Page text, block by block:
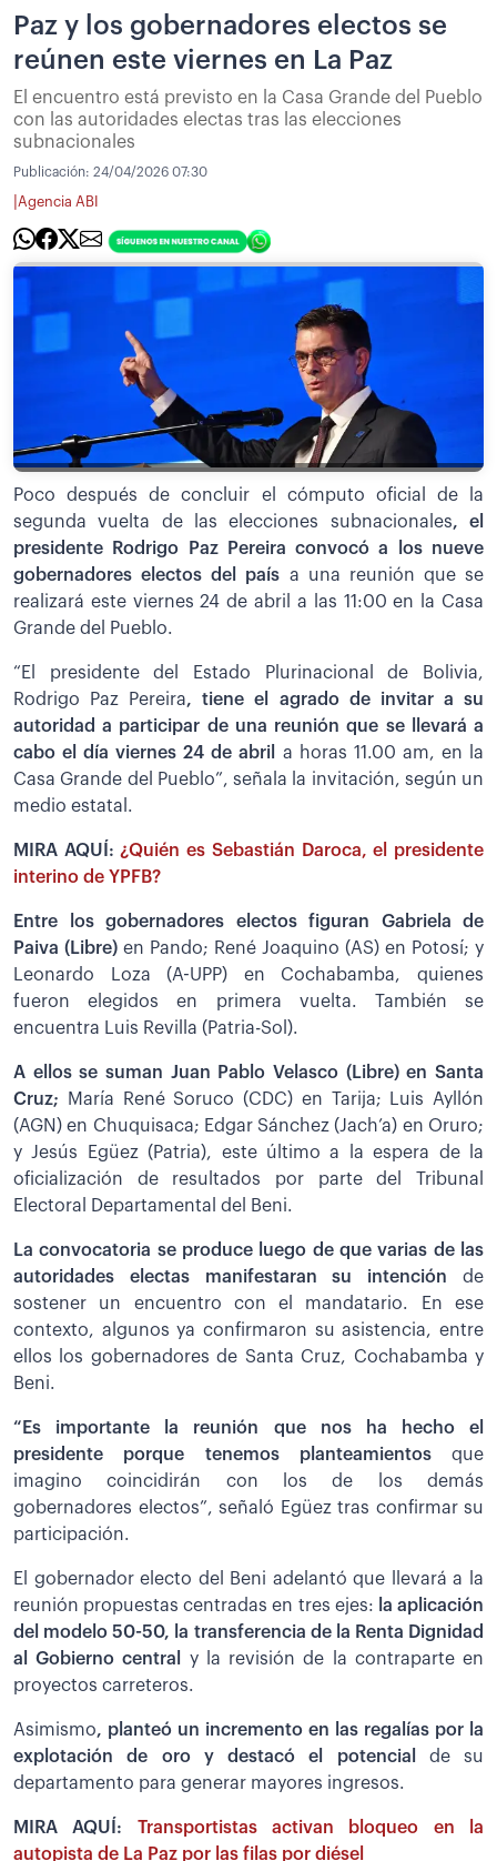
Paz y los gobernadores electos se
reúnen este viernes en La Paz
El encuentro está previsto en la Casa Grande del Pueblo
con las autoridades electas tras las elecciones
subnacionales
Publicación: 24/04/2026 07:30
Agencia ABI
Poco después de concluir el cómputo oficial de la
segunda vuelta de las elecciones subnacionales, el
presidente Rodrigo Paz Pereira convocó a los nueve
gobernadores electos del país a una reunión que se
realizará este viernes 24 de abril a las 11:00 en la Casa
Grande del Pueblo.
“El presidente del Estado Plurinacional de Bolivia,
Rodrigo Paz Pereira, tiene el agrado de invitar a su
autoridad a participar de una reunión que se llevará a
cabo el día viernes 24 de abril
a horas 11.00 am, en la
Casa Grande del Pueblo”, señala la invitación, según un
medio estatal.
MIRA AQUÍ:¿Quién es Sebastián Daroca, el presidente
interino de YPFB?
Entre los gobernadores electos figuran Gabriela de
Paiva (Libre) en Pando; René Joaquino (AS) en Potosí; y
Leonardo Loza (A-UPP) en Cochabamba, quienes
fueron elegidos en primera vuelta. También se
encuentra Luis Revilla (Patria-Sol).
A ellos se suman Juan Pablo Velasco (Libre) en Santa
Cruz; María René Soruco (CDC) en Tarija; Luis Ayllón
(AGN) en Chuquisaca; Edgar Sánchez (Jach’a) en Oruro;
y Jesús Egüez (Patria), este último a la espera de la
oficialización de resultados por parte del Tribunal
Electoral Departamental del Beni.
La convocatoria se produce luego de que varias de las
autoridades electas manifestaran su intención de
sostener un encuentro con el mandatario. En ese
contexto, algunos ya confirmaron su asistencia, entre
ellos los gobernadores de Santa Cruz, Cochabamba y
Beni.
“Es importante la reunión que nos ha hecho el
presidente porque tenemos planteamientosque
imagino coincidirán con los de los demás
gobernadores electos”, señaló Egüez tras confirmar su
participación.
El gobernador electo del Beni adelantó que llevará a la
reunión propuestas centradas en tres ejes: la aplicación
del modelo 50-50, la transferencia de la Renta Dignidad
al Gobierno central y la revisión de la contraparte en
proyectos carreteros.
Asimismo, planteó un incremento en las regalías por la
explotación de oro y destacó el potencial de su
departamento para generar mayores ingresos.
MIRA AQUÍ: Transportistas activan bloqueo en la
autopista de La Paz por las filas por diésel